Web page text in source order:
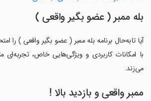
‏‏‏بله ممبر ( عضو بگیر واقعی )
آیا تابه‌حال برنامه ‏‏‏بله ممبر ( عضو بگیر واقعی ) را
با امکانات کاربردی و ویژگی‌هایی خاص، تجربه‌ای
می‌زند.
ممبر واقعی و بازدید بالا !